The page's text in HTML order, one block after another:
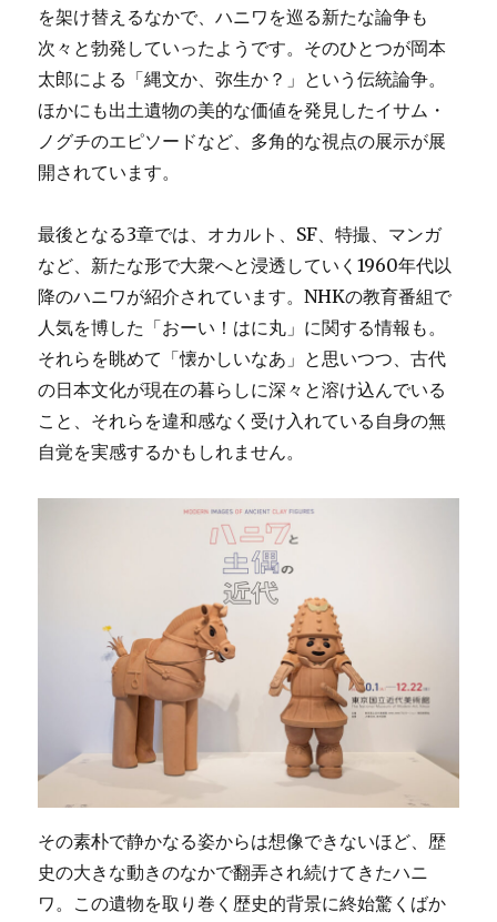
を架け替えるなかで、ハニワを巡る新たな論争も
次々と勃発していったようです。そのひとつが岡本
太郎による「縄文か、弥生か？」という伝統論争。
ほかにも出土遺物の美的な価値を発見したイサム・
ノグチのエピソードなど、多角的な視点の展示が展
開されています。
最後となる3章では、オカルト、SF、特撮、マンガ
など、新たな形で大衆へと浸透していく1960年代以
降のハニワが紹介されています。NHKの教育番組で
人気を博した「おーい！はに丸」に関する情報も。
それらを眺めて「懐かしいなあ」と思いつつ、古代
の日本文化が現在の暮らしに深々と溶け込んでいる
こと、それらを違和感なく受け入れている自身の無
自覚を実感するかもしれません。
その素朴で静かなる姿からは想像できないほど、歴
史の大きな動きのなかで翻弄され続けてきたハニ
ワ。この遺物を取り巻く歴史的背景に終始驚くばか